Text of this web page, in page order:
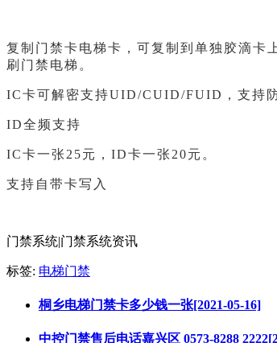
复制门禁卡电梯卡，可复制到单独胶滴卡
刷门禁电梯。
IC卡可解密支持UID/CUID/FUID，支持
ID全频支持
IC卡一张25元，ID卡一张20元。
支持自带卡写入
门禁系统|门禁系统资讯
标签: 电梯门禁
桐乡电梯门禁卡多少钱一张[2021-05-16]
中控门禁售后电话嘉兴区 0573-8288